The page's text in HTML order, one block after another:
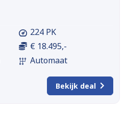
224 PK
€ 18.495,-
Automaat
Bekijk deal